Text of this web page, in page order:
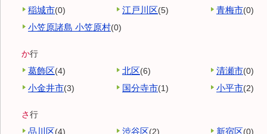
稲城市(0) 江戸川区(5) 青梅市(0)
小笠原諸島 小笠原村(0)
か行
葛飾区(4) 北区(6) 清瀬市(0)
小金井市(3) 国分寺市(1) 小平市(2)
さ行
品川区(4) 渋谷区(2) 新宿区(0)